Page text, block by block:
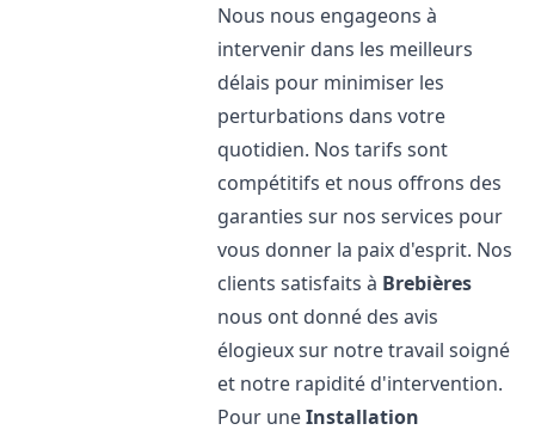
Nous nous engageons à
intervenir dans les meilleurs
délais pour minimiser les
perturbations dans votre
quotidien. Nos tarifs sont
compétitifs et nous offrons des
garanties sur nos services pour
vous donner la paix d'esprit. Nos
clients satisfaits à Brebières
nous ont donné des avis
élogieux sur notre travail soigné
et notre rapidité d'intervention.
Pour uneInstallation